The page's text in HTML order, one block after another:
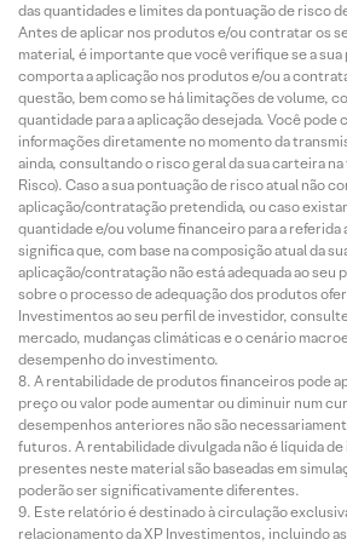
das quantidades e limites da pontuação de risco
Antes de aplicar nos produtos e/ou contratar os
material, é importante que você verifique se a
comporta a aplicação nos produtos e/ou a
questão, bem como se há limitações de volume,
quantidade para a aplicação desejada. Você pode
informações diretamente no momento da
ainda, consultando o risco geral da sua carteira
Risco). Caso a sua pontuação de risco atual não
aplicação/contratação pretendida, ou caso
quantidade e/ou volume financeiro para a
significa que, com base na composição atual da
aplicação/contratação não está adequada ao seu
sobre o processo de adequação dos produtos
Investimentos ao seu perfil de investidor,
mercado, mudanças climáticas e o cenário
desempenho do investimento.
A rentabilidade de produtos financeiros pode
preço ou valor pode aumentar ou diminuir num
desempenhos anteriores não são
futuros. A rentabilidade divulgada não é líquida
presentes neste material são baseadas em
poderão ser significativamente diferentes.
Este relatório é destinado à circulação
relacionamento da XP Investimentos, incluindo